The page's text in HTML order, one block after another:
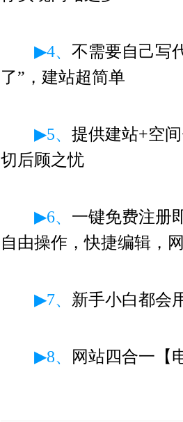
▶4、 不需要自己写
了”，建站超简单
▶5、 提供建站+空
切后顾之忧
▶6、 一键免费注册
自由操作，快捷编辑，
▶7、 新手小白都会
▶8、 网站四合一【